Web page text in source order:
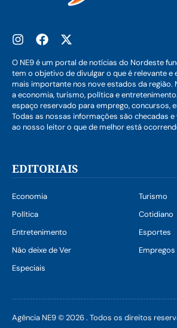
O NE9 é um portal de notícias do Nordeste
tem o objetivo de divulgar o que é relevante e
mais importante nos nove estados da região.
a economia, turismo, política e
espaço reservado para emprego, concursos,
Todas as nossas informações são checadas
ao nosso leitor o que de melhor está
EDITORIAIS
Economia
Turismo
Política
Cotidiano
Entretenimento
Esportes
Não deixe de Ver
Empregos
Especiais
Agência NE9 © 2026 . Todos os direitos